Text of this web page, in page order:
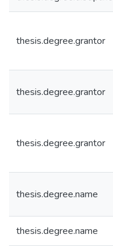
thesis.degree.grantor
thesis.degree.grantor
thesis.degree.grantor
thesis.degree.name
thesis.degree.name